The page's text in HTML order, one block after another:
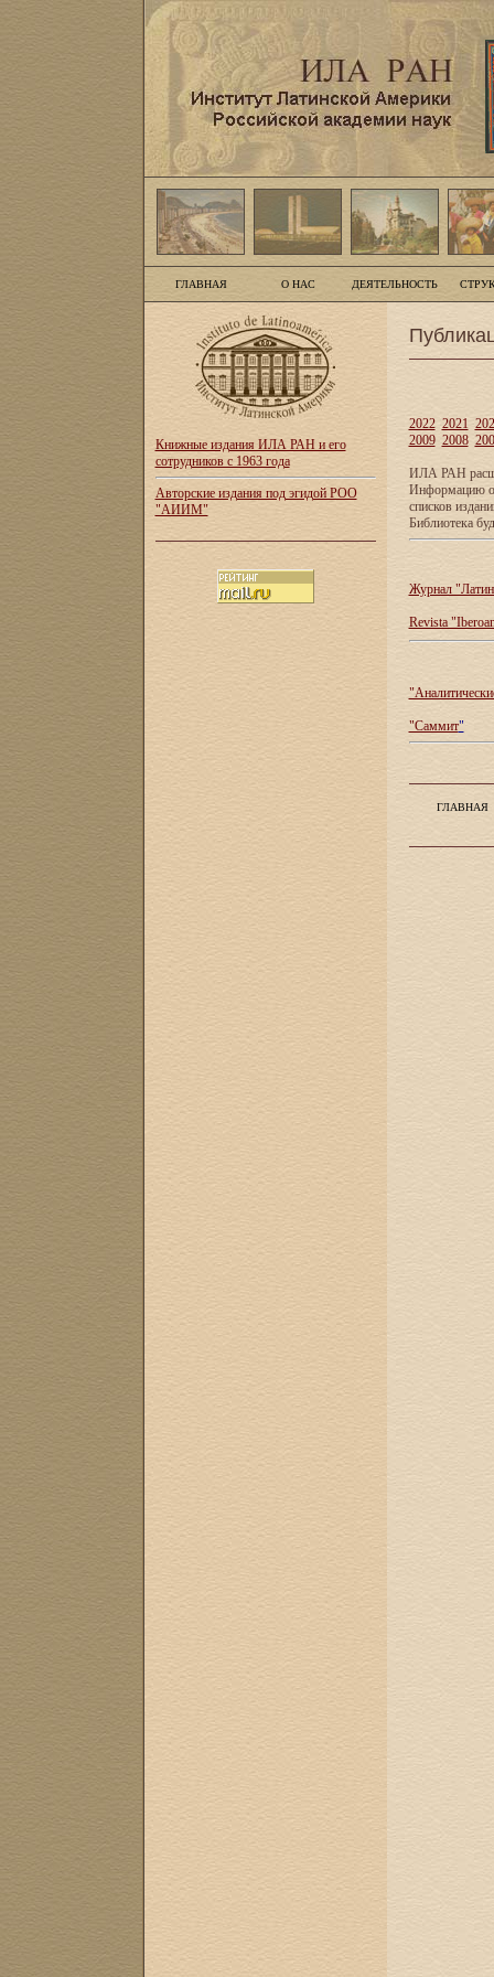
ГЛАВНАЯ О НАС ДЕЯТЕЛЬНОСТЬ
Книжные издания ИЛА РАН и его
сотрудников с 1963 года
Авторские издания под эгидой РОО
"АИИМ"
2022 2021
2009 2008
ИЛА РАН
Информацию о
списков
Библиотека
Журнал
Revista
"Саммит"
ГЛАВНАЯ